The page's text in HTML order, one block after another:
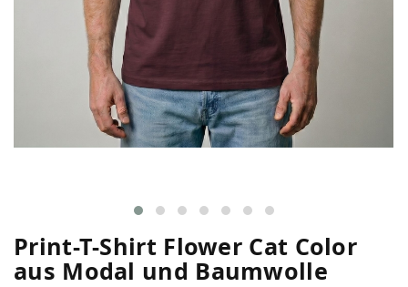
Print-T-Shirt Flower Cat Color
aus Modal und Baumwolle